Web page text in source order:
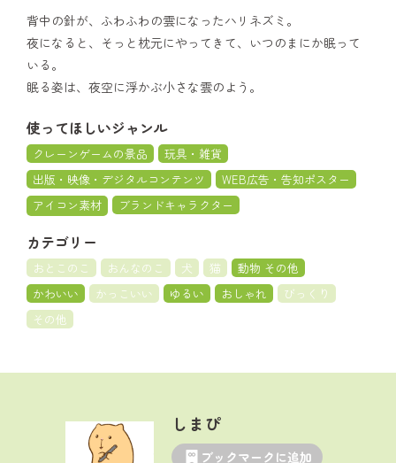
背中の針が、ふわふわの雲になったハリネズミ。
夜になると、そっと枕元にやってきて、いつのまにか眠って
いる。
眠る姿は、夜空に浮かぶ小さな雲のよう。
使ってほしいジャンル
クレーンゲームの景品
玩具・雑貨
出版・映像・デジタルコンテンツ
WEB広告・告知ポスター
アイコン素材
ブランドキャラクター
カテゴリー
おとこのこ おんなのこ 犬 猫
動物 その他
かわいい
かっこいい ゆるい おしゃれ
びっくり
その他
しまぴ
ブックマークに追加